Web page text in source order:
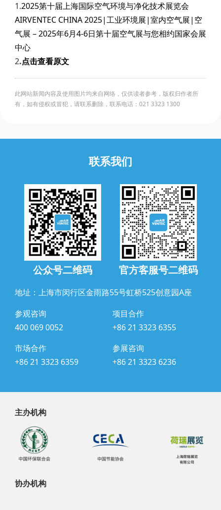
1.2025第十届上海国际空气环境与净化技术展览会
AIRVENTEC CHINA 2025|工业环境展|室内空气展|空
气展 – 2025年6月4-6日第十届空气展与您相约国家会展
中心
2.点击查看原文
此网站新闻内容及使用图片均来自网络，仅供读者参考，版权归作者所
有，如有侵权或冒犯，请联系删除，联系电话：021 3323 1300
联系我们
公众号二维码 官方客服号二维码
地址：上海市闵行区金雨路55号虹桥525创意园A座
参观咨询
400 069 0052
项目合作
+86 21 3323 6355
市场合作
+86 21 3323 6359
参展咨询
+86 21 3323 6236
主办机构
协办机构